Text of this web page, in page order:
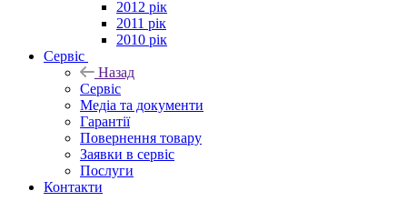
2012 рік
2011 рік
2010 рік
Сервіс
Назад
Сервіс
Медіа та документи
Гарантії
Повернення товару
Заявки в сервіс
Послуги
Контакти